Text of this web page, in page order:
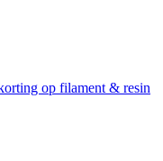
op filament & resin